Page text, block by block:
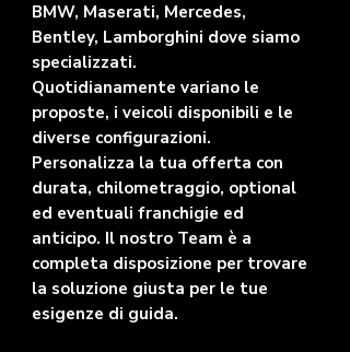
BMW, Maserati, Mercedes,
Bentley, Lamborghini dove siamo
specializzati.
Quotidianamente variano le
proposte, i veicoli disponibili e le
diverse configurazioni.
Personalizza la tua offerta con
durata, chilometraggio, optional
ed eventuali franchigie ed
anticipo. Il nostro Team è a
completa disposizione per trovare
la soluzione giusta per le tue
esigenze di guida.